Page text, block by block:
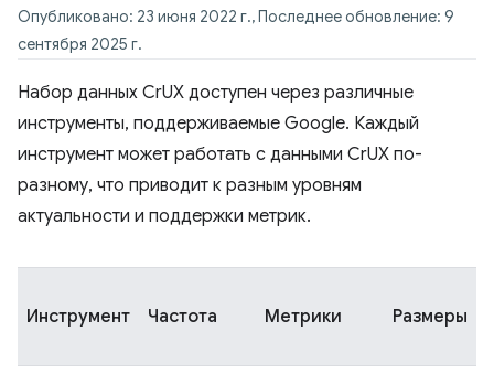
Опубликовано: 23 июня 2022 г., Последнее обновление: 9
сентября 2025 г.
Набор данных CrUX доступен через различные
инструменты, поддерживаемые Google. Каждый
инструмент может работать с данными CrUX по-
разному, что приводит к разным уровням
актуальности и поддержки метрик.
Инструмент Частота Метрики Размеры